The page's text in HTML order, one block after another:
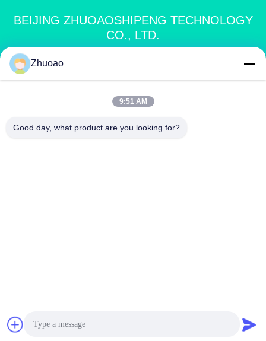
BEIJING ZHUOAOSHIPENG TECHNOLOGY
CO., LTD.
nummer 4, Fufeng Road, Beijing, China
Zhuoao
9:51 AM
Good day, what product are you looking for?